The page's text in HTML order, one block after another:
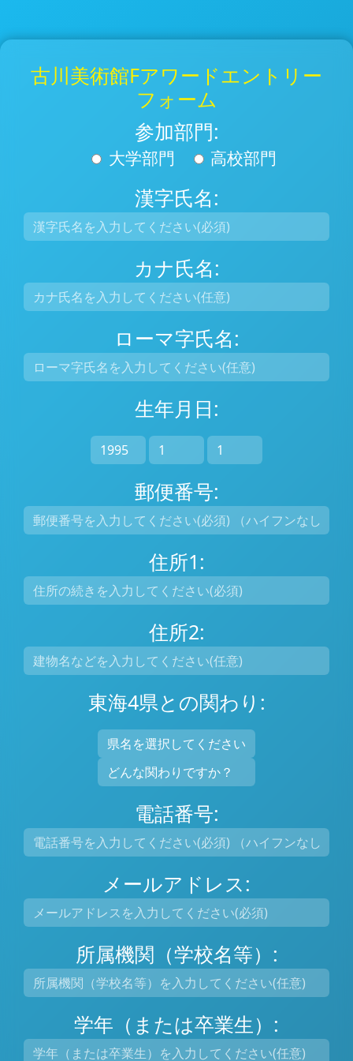
古川美術館Fアワードエントリー
フォーム
参加部門:
大学部門 高校部門
漢字氏名:
カナ氏名:
ローマ字氏名:
生年月日:
郵便番号:
住所1:
住所2:
東海4県との関わり:
電話番号:
メールアドレス:
所属機関（学校名等）:
学年（または卒業生）: